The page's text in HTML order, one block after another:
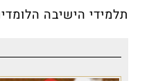
תלמידי הישיבה